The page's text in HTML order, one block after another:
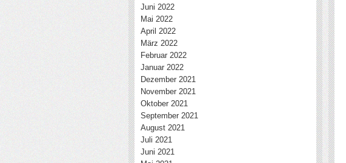
Juni 2022
Mai 2022
April 2022
März 2022
Februar 2022
Januar 2022
Dezember 2021
November 2021
Oktober 2021
September 2021
August 2021
Juli 2021
Juni 2021